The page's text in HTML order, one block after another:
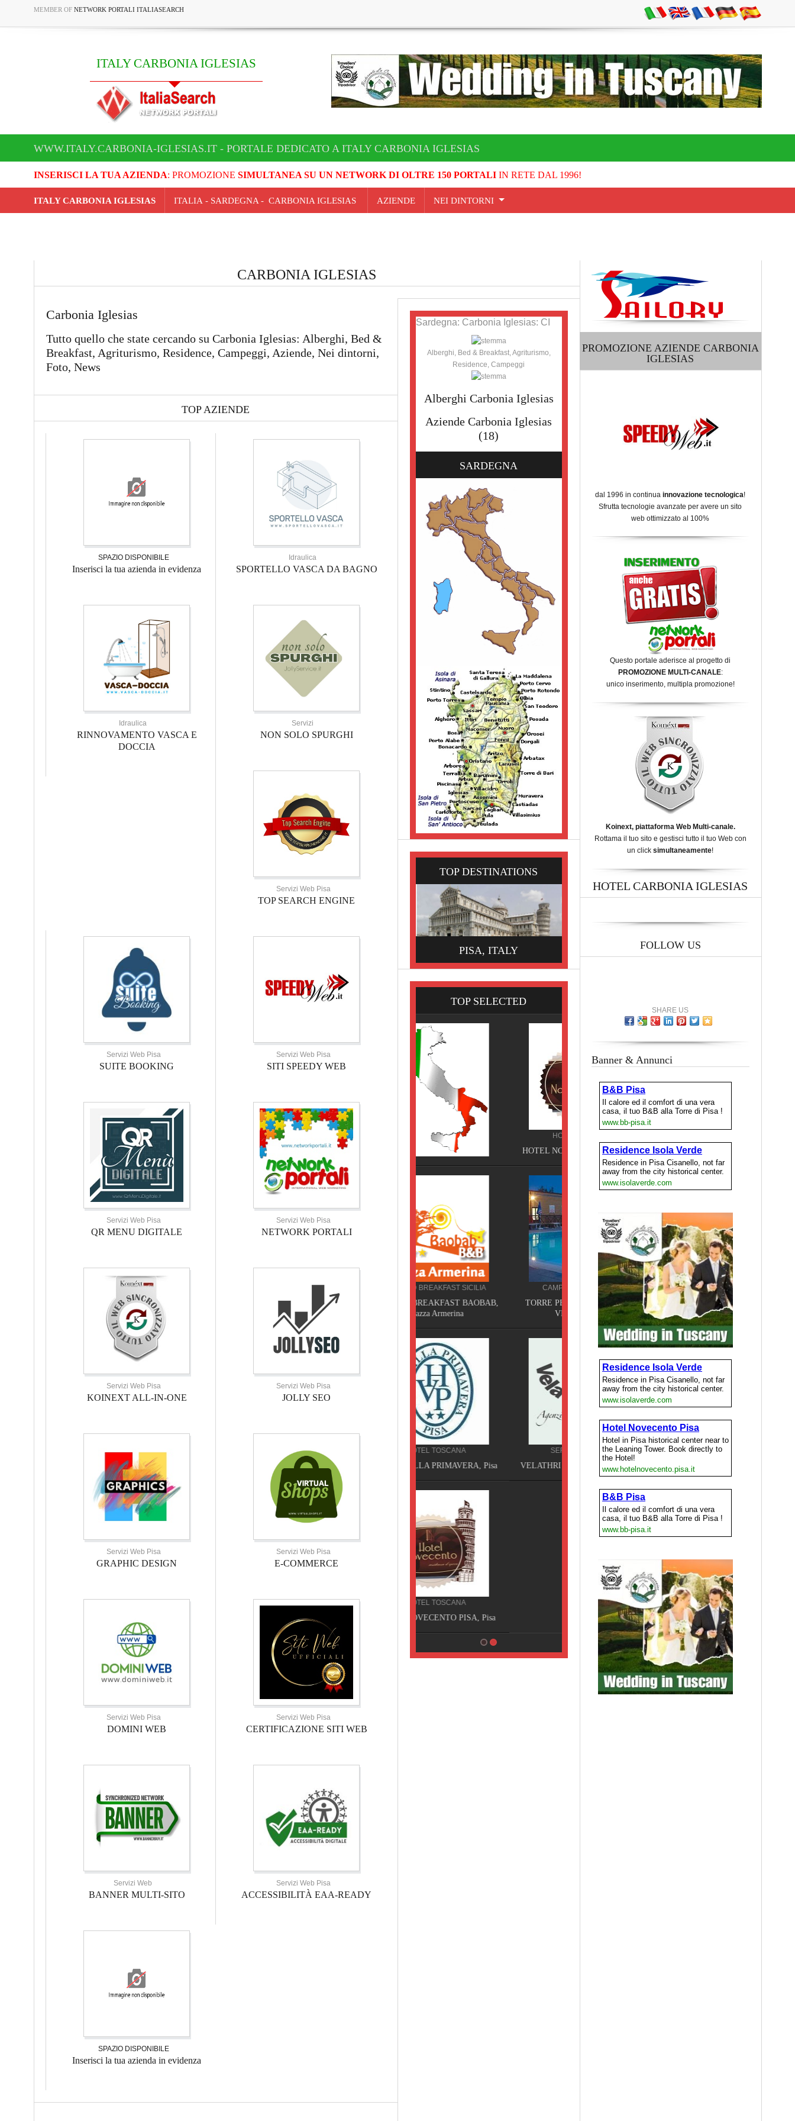
MEMBER OF NETWORK PORTALI ITALIASEARCH
ITALY CARBONIA IGLESIAS
WWW.ITALY.CARBONIA-IGLESIAS.IT - PORTALE DEDICATO A ITALY CARBONIA IGLESIAS
INSERISCI LA TUA AZIENDA: PROMOZIONE SIMULTANEA SU UN NETWORK DI OLTRE 150 PORTALIIN RETE DAL 1996!
ITALY CARBONIA IGLESIAS ITALIA - SARDEGNA - CARBONIA IGLESIAS AZIENDE NEI DINTORNI
CARBONIA IGLESIAS
Carbonia Iglesias
Tutto quello che state cercando su Carbonia Iglesias: Alberghi, Bed &
Breakfast, Agriturismo, Residence, Campeggi, Aziende, Nei dintorni,
Foto, News
TOP AZIENDE
SPAZIO DISPONIBILE
Inserisci la tua azienda in evidenza
Idraulica
SPORTELLO VASCA DA BAGNO
Idraulica
RINNOVAMENTO VASCA E
DOCCIA
Servizi
NON SOLO SPURGHI
Servizi Web Pisa
TOP SEARCH ENGINE
Servizi Web Pisa
SUITE BOOKING
Servizi Web Pisa
SITI SPEEDY WEB
Servizi Web Pisa
QR MENU DIGITALE
Servizi Web Pisa
NETWORK PORTALI
Servizi Web Pisa
KOINEXT ALL-IN-ONE
Servizi Web Pisa
JOLLY SEO
Servizi Web Pisa
GRAPHIC DESIGN
Servizi Web Pisa
E-COMMERCE
Servizi Web Pisa
DOMINI WEB
Servizi Web Pisa
CERTIFICAZIONE SITI WEB
Servizi Web
BANNER MULTI-SITO
Servizi Web Pisa
ACCESSIBILITÀ EAA-READY
SPAZIO DISPONIBILE
Inserisci la tua azienda in evidenza
Sardegna: Carbonia Iglesias: CI
Alberghi, Bed & Breakfast, Agriturismo,
Residence, Campeggi
Alberghi Carbonia Iglesias
Aziende Carbonia Iglesias
(18)
SARDEGNA
TOP DESTINATIONS
PISA, ITALY
TOP SELECTED
BED AND BREAKFAST SICILIA
BED AND BREAKFAST BAOBAB,
Piazza Armerina
HOTEL TOSCANA
HOTEL VILLA PRIMAVERA, Pisa
HOTEL TOSCANA
HOTEL NOVECENTO PISA, Pisa
HOTEL TOSCANA
HOTEL NOVECENTO PISA, Pisa
CAMPEGGIO TOSCANA
TORRE PENDENTE CAMPING
VILLAGE, Pisa
SERVIZI TOSCANA
VELATHRI TOUR, Casciana Terme
PROMOZIONE AZIENDE CARBONIA
IGLESIAS
dal 1996 in continua innovazione tecnologica!
Sfrutta tecnologie avanzate per avere un sito
web ottimizzato al 100%
Questo portale aderisce al progetto di
PROMOZIONE MULTI-CANALE:
unico inserimento, multipla promozione!
Koinext, piattaforma Web Multi-canale.
Rottama il tuo sito e gestisci tutto il tuo Web con
un click simultaneamente!
HOTEL CARBONIA IGLESIAS
FOLLOW US
SHARE US
Banner & Annunci